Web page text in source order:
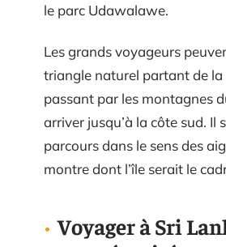
le parc Udawalawe.
Les grands voyageurs
triangle naturel partant de la
passant par les montagnes
arriver jusqu’à la côte sud. Il
parcours dans le sens des
montre dont l’île serait le
Voyager à Sri